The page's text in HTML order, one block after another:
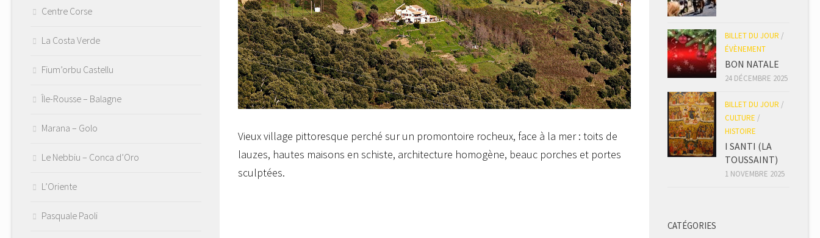
Vieux village pittoresque perché sur un promontoire rocheux, face à la mer : toits de
lauzes, hautes maisons en schiste, architecture homogène, beauc porches et portes
sculptées.
Centre Corse
La Costa Verde
Fium’orbu Castellu
Île-Rousse – Balagne
Marana – Golo
Le Nebbiu – Conca d’Oro
L’Oriente
Pasquale Paoli
BILLET DU JOUR /
ÉVÈNEMENT
BON NATALE
24 DÉCEMBRE 2025
BILLET DU JOUR /
CULTURE /
HISTOIRE
I SANTI (LA
TOUSSAINT)
1 NOVEMBRE 2025
CATÉGORIES